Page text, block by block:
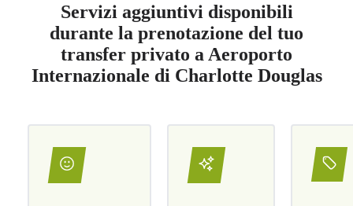
Servizi aggiuntivi disponibili
durante la prenotazione del tuo
transfer privato a Aeroporto
Internazionale di Charlotte Douglas